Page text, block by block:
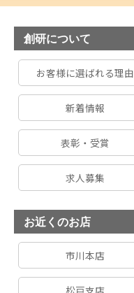
創研について
お客様に選ばれる理由
新着情報
表彰・受賞
求人募集
お近くのお店
市川本店